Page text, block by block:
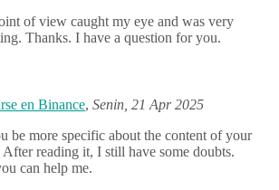
of view caught my eye and was very
Thanks. I have a question for you.
en Binance, Senin, 21 Apr 2025
be more specific about the content of your
After reading it, I still have some doubts.
can help me.